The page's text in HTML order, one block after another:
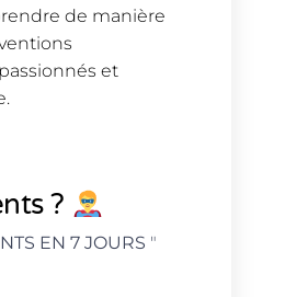
de manière
et
?
EN 7 JOURS "